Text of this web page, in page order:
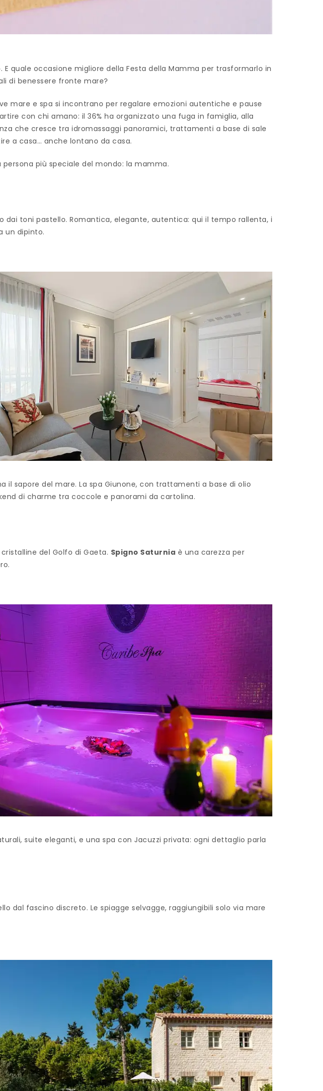
quale occasione migliore della Festa della Mamma per trasformarlo in
di benessere fronte mare?
mare e spa si incontrano per regalare emozioni autentiche e pause
con chi amano: il 36% ha organizzato una fuga in famiglia, alla
che cresce tra idromassaggi panoramici, trattamenti a base di sale
a casa… anche lontano da casa.
più speciale del mondo: la mamma.
dai toni pastello. Romantica, elegante, autentica: qui il tempo rallenta, i
un dipinto.
il sapore del mare. La spa Giunone, con trattamenti a base di olio
di charme tra coccole e panorami da cartolina.
del Golfo di Gaeta. Spigno Saturnia è una carezza per
suite eleganti, e una spa con Jacuzzi privata: ogni dettaglio parla
dal fascino discreto. Le spiagge selvagge, raggiungibili solo via mare